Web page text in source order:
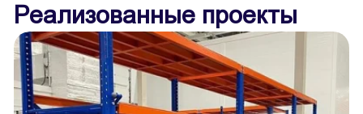
Реализованные проекты